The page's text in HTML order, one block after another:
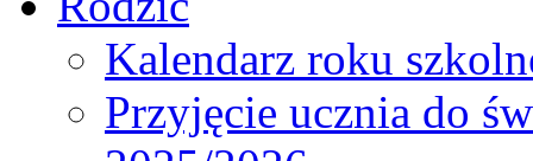
Kalendarz roku
Przyjęcie ucznia do